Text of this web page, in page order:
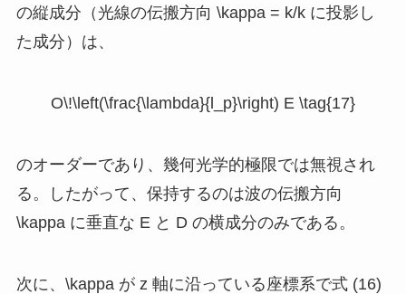
の縦成分（光線の伝搬方向 \kappa = k/kに投影し
た成分）は、
O\!\left(\frac{\lambda}{l_p}\right) E \tag{17}
のオーダーであり、幾何光学的極限では無視され
る。したがって、保持するのは波の伝搬方向
\kappaに垂直な Eと D の横成分のみである。
次に、 \kappa が z 軸に沿っている座標系で式 (16)